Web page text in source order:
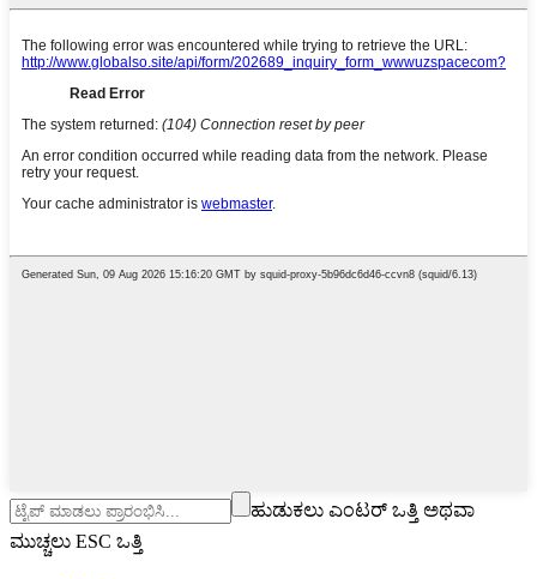
ಹುಡುಕಲು ಎಂಟರ್ ಒತ್ತಿ ಅಥವಾ
ಮುಚ್ಚಲು ESC ಒತ್ತಿ